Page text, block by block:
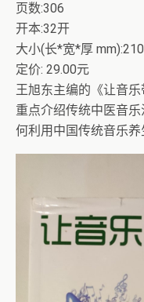
页数:306
开本:32开
大小(长*宽*厚
定价: 29.00元
王旭东主编的《让音
重点介绍传统中医音
何利用中国传统音乐